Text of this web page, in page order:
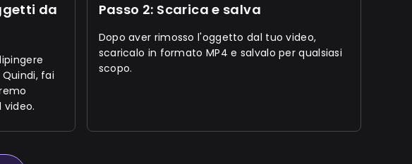
da
fai
Passo 2: Scarica e salva
Dopo aver rimosso l'oggetto dal tuo video,
scaricalo in formato MP4 e salvalo per qualsiasi
scopo.